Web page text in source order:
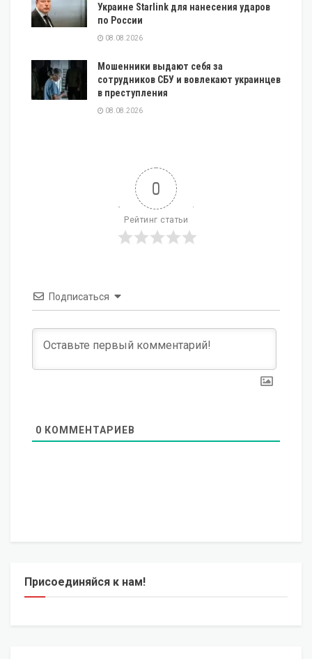
Украине Starlink для нанесения ударов
по России
08.08.2026
Мошенники выдают себя за
сотрудников СБУ и вовлекают украинцев
в преступления
08.08.2026
0
Рейтинг статьи
Подписаться
0 КОММЕНТАРИЕВ
Присоединяйся к нам!